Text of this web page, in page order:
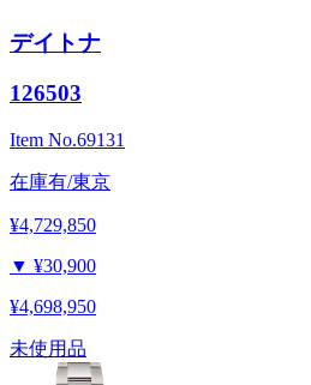
デイトナ
126503
Item No.69131
在庫有/東京
¥4,729,850
▼ ¥30,900
¥4,698,950
未使用品